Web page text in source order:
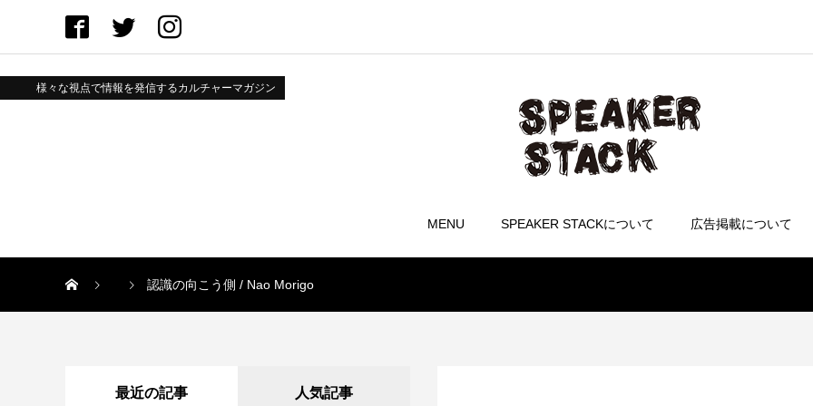
様々な視点で情報を発信するカルチャーマガジン
MENU SPEAKER STACKについて 広告掲載について
認識の向こう側 / Nao Morigo
最近の記事 人気記事